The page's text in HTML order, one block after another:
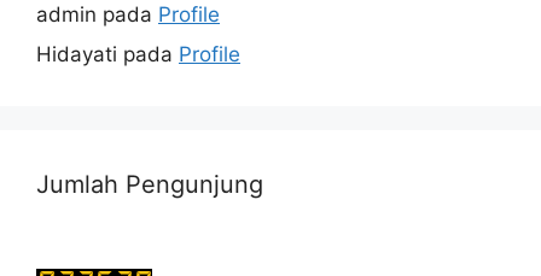
admin pada Profile
Hidayati pada Profile
Jumlah Pengunjung